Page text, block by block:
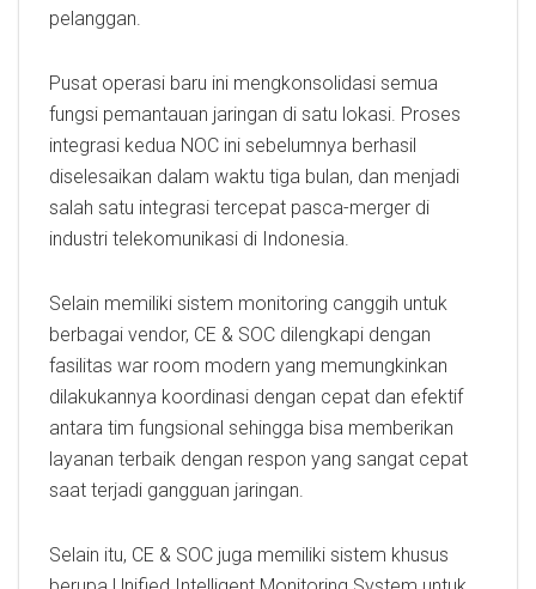
pelanggan.
Pusat operasi baru ini mengkonsolidasi semua
fungsi pemantauan jaringan di satu lokasi. Proses
integrasi kedua NOC ini sebelumnya berhasil
diselesaikan dalam waktu tiga bulan, dan menjadi
salah satu integrasi tercepat pasca-merger di
industri telekomunikasi di Indonesia.
Selain memiliki sistem monitoring canggih untuk
berbagai vendor, CE & SOC dilengkapi dengan
fasilitas war room modern yang memungkinkan
dilakukannya koordinasi dengan cepat dan efektif
antara tim fungsional sehingga bisa memberikan
layanan terbaik dengan respon yang sangat cepat
saat terjadi gangguan jaringan.
Selain itu, CE & SOC juga memiliki sistem khusus